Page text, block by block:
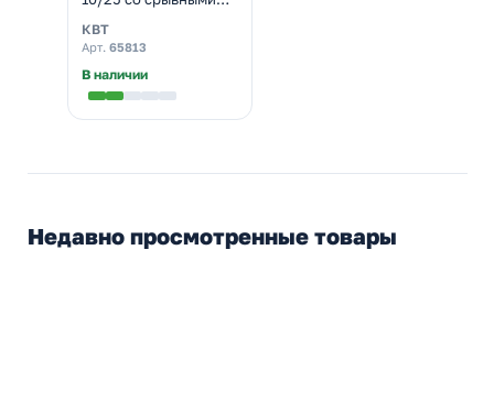
КВТ
Арт. 65813
В наличии
Недавно просмотренные товары